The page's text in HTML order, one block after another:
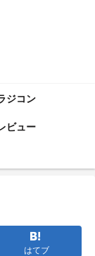
ジコン
ビュー
はてブ